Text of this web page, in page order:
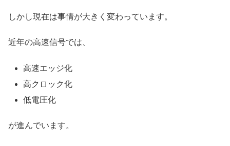
しかし現在は事情が大きく変わっています。
近年の高速信号では、
高速エッジ化
高クロック化
低電圧化
が進んでいます。